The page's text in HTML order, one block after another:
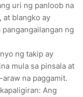
uri ng panloob na
at blangko ay
ng
ng takip ay
mula sa pinsala at
na paggamit.
Ang